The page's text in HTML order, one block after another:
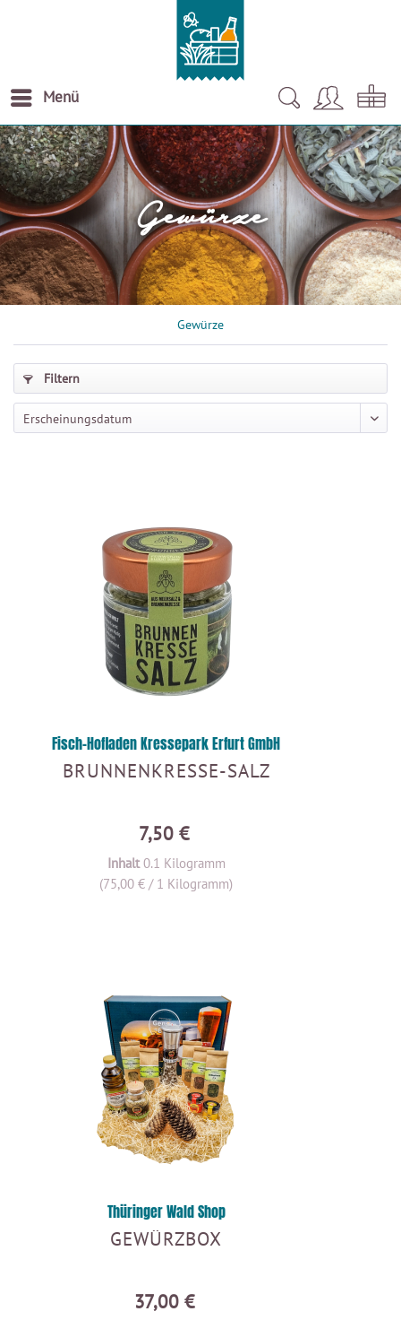
Menü
Gewürze
Gewürze
Filtern
Fisch-Hofladen Kressepark Erfurt GmbH
BRUNNENKRESSE-SALZ
7,50 €
Inhalt0.1 Kilogramm
(75,00 € / 1 Kilogramm)
Thüringer Wald Shop
GEWÜRZBOX
37,00 €